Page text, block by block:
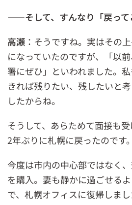
――そして、すんなり「戻って
高瀬 ：そうですね。実はその
になっていたのですが、「以
署にぜひ」といわれました。
きれば残りたい、残したいと
したからね。
そうして、あらためて面接も
2年ぶりに札幌に戻ったのです。
今度は市内の中心部ではなく
を購入。妻も静かに過ごせる
で、札幌オフィスに復帰しまし